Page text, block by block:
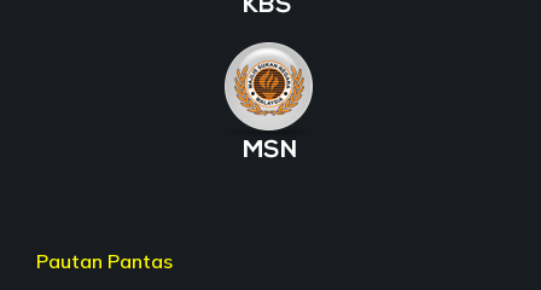
Pautan Pantas